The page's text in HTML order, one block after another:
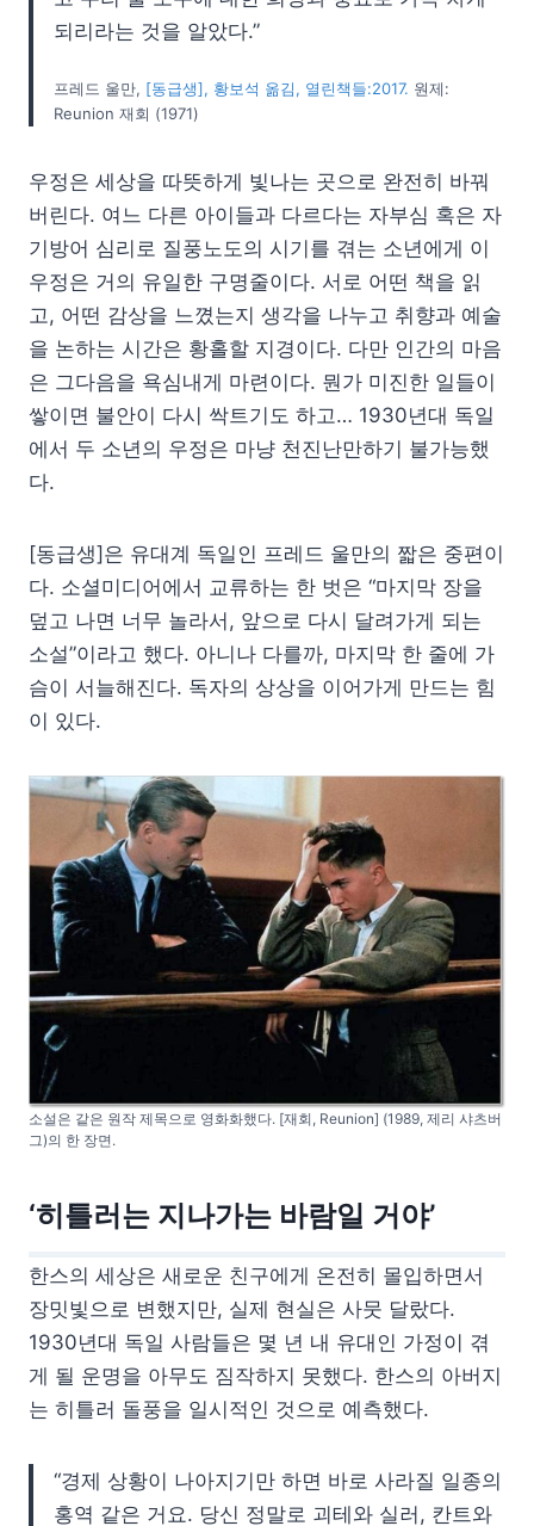
되리라는 것을 알았다.”
프레드 울만, [동급생], 황보석 옮김, 열린책들:2017. 원제:
Reunion 재회 (1971)
우정은 세상을 따뜻하게 빛나는 곳으로 완전히 바꿔
버린다. 여느 다른 아이들과 다르다는 자부심 혹은 자
기방어 심리로 질풍노도의 시기를 겪는 소년에게 이
우정은 거의 유일한 구명줄이다. 서로 어떤 책을 읽
고, 어떤 감상을 느꼈는지 생각을 나누고 취향과 예술
을 논하는 시간은 황홀할 지경이다. 다만 인간의 마음
은 그다음을 욕심내게 마련이다. 뭔가 미진한 일들이
쌓이면 불안이 다시 싹트기도 하고… 1930년대 독일
에서 두 소년의 우정은 마냥 천진난만하기 불가능했
다.
[동급생]은 유대계 독일인 프레드 울만의 짧은 중편이
다. 소셜미디어에서 교류하는 한 벗은 “마지막 장을
덮고 나면 너무 놀라서, 앞으로 다시 달려가게 되는
소설”이라고 했다. 아니나 다를까, 마지막 한 줄에 가
슴이 서늘해진다. 독자의 상상을 이어가게 만드는 힘
이 있다.
소설은 같은 원작 제목으로 영화화했다. [재회, Reunion] (1989, 제리 샤츠버
그)의 한 장면.
‘히틀러는 지나가는 바람일 거야’
한스의 세상은 새로운 친구에게 온전히 몰입하면서
장밋빛으로 변했지만, 실제 현실은 사뭇 달랐다.
1930년대 독일 사람들은 몇 년 내 유대인 가정이 겪
게 될 운명을 아무도 짐작하지 못했다. 한스의 아버지
는 히틀러 돌풍을 일시적인 것으로 예측했다.
“경제 상황이 나아지기만 하면 바로 사라질 일종의
홍역 같은 거요. 당신 정말로 괴테와 실러, 칸트와